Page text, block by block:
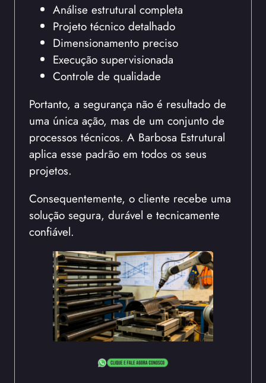
Análise estrutural completa
Projeto técnico detalhado
Dimensionamento preciso
Execução supervisionada
Controle de qualidade
Portanto, a segurança não é resultado de
uma única ação, mas de um conjunto de
processos técnicos. A Barbosa Estrutural
aplica esse padrão em todos os seus
projetos.
Consequentemente, o cliente recebe uma
solução segura, durável e tecnicamente
confiável.